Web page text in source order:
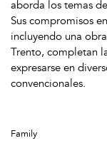
aborda los temas
Sus compromisos
incluyendo una
Trento, completan
expresarse en
convencionales.
Family